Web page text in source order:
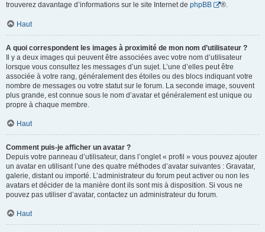
trouverez davantage d’informations sur le site Internet de phpBB ®.
Haut
A quoi correspondent les images à proximité de mon nom d’utilisateur ?
Il y a deux images qui peuvent être associées avec votre nom d’utilisateur
lorsque vous consultez les messages d’un sujet. L’une d’elles peut être
associée à votre rang, généralement des étoiles ou des blocs indiquant votre
nombre de messages ou votre statut sur le forum. La seconde image, souvent
plus grande, est connue sous le nom d’avatar et généralement est unique ou
propre à chaque membre.
Haut
Comment puis-je afficher un avatar ?
Depuis votre panneau d’utilisateur, dans l’onglet « profil » vous pouvez ajouter
un avatar en utilisant l’une des quatre méthodes d’avatar suivantes : Gravatar,
galerie, distant ou importé. L’administrateur du forum peut activer ou non les
avatars et décider de la manière dont ils sont mis à disposition. Si vous ne
pouvez pas utiliser d’avatar, contactez un administrateur du forum.
Haut